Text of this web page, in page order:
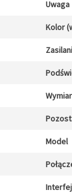
Uwaga
Kolor
Model